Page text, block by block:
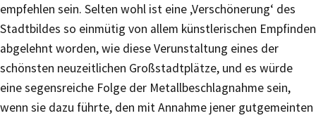
empfehlen sein. Selten wohl ist eine ‚Verschönerung‘ des
Stadtbildes so einmütig von allem künstlerischen Empfinden
abgelehnt worden, wie diese Verunstaltung eines der
schönsten neuzeitlichen Großstadtplätze, und es würde
eine segensreiche Folge der Metallbeschlagnahme sein,
wenn sie dazu führte, den mit Annahme jener gutgemeinten